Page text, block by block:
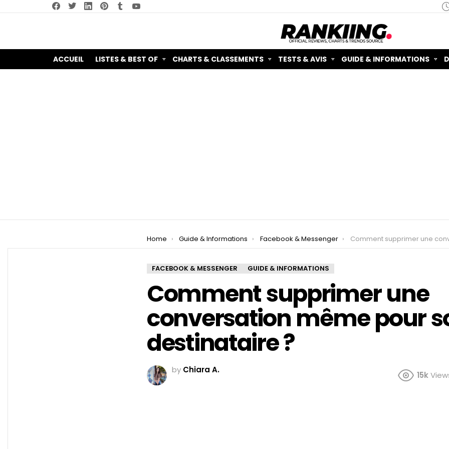
facebooktwitterlinkedin pinterest
ACCUEIL LISTES & BEST OF CHARTS & CLASSEMENTS TESTS & AVIS GUIDE & INFORMATIONS
You are here:
Home Guide & Informations Facebook & Messenger Comment supprimer une conversation même pour son
FACEBOOK & MESSENGER GUIDE & INFORMATIONS
Comment supprimer une
conversation même pour
destinataire ?
by Chiara A.
15k